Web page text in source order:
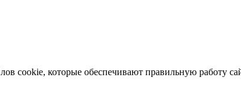
cookie, которые обеспечивают правильную работу